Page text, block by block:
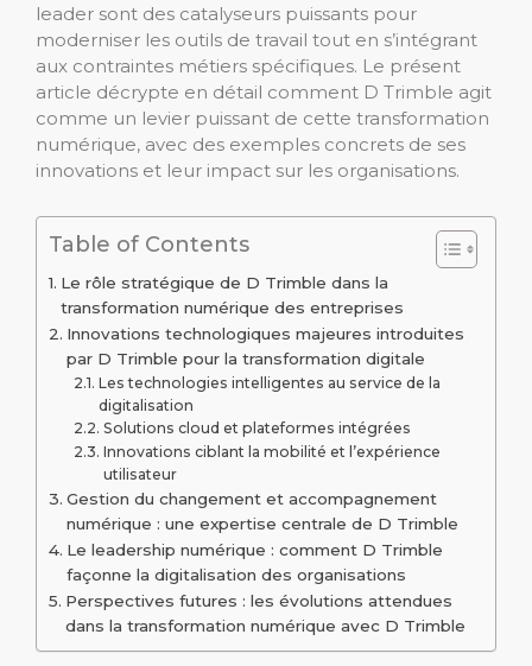
leader sont des catalyseurs puissants pour
moderniser les outils de travail tout en s’intégrant
aux contraintes métiers spécifiques. Le présent
article décrypte en détail comment D Trimble agit
comme un levier puissant de cette transformation
numérique, avec des exemples concrets de ses
innovations et leur impact sur les organisations.
Table of Contents
Le rôle stratégique de D Trimble dans la
transformation numérique des entreprises
Innovations technologiques majeures introduites
par D Trimble pour la transformation digitale
Les technologies intelligentes au service de la
digitalisation
Solutions cloud et plateformes intégrées
Innovations ciblant la mobilité et l’expérience
utilisateur
Gestion du changement et accompagnement
numérique : une expertise centrale de D Trimble
Le leadership numérique : comment D Trimble
façonne la digitalisation des organisations
Perspectives futures : les évolutions attendues
dans la transformation numérique avec D Trimble